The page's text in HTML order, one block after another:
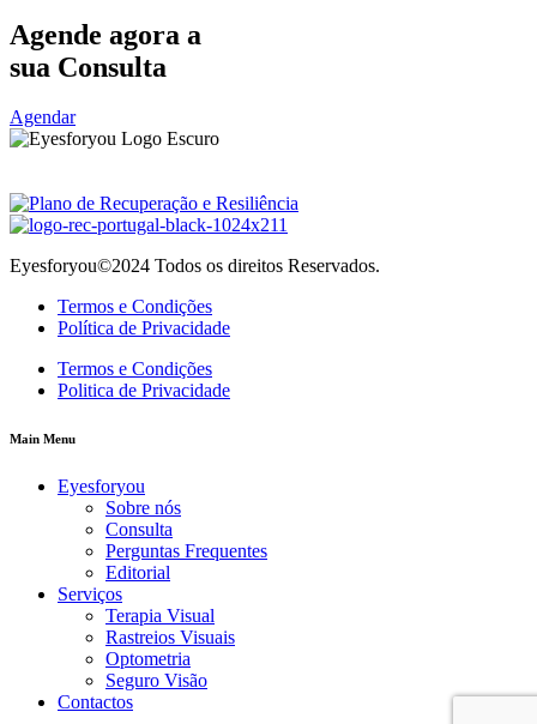
Agende agora a
sua Consulta
Agendar
Eyesforyou©2024 Todos os direitos Reservados.
Termos e Condições
Política de Privacidade
Termos e Condições
Politica de Privacidade
Main Menu
Eyesforyou
Sobre nós
Consulta
Perguntas Frequentes
Editorial
Serviços
Terapia Visual
Rastreios Visuais
Optometria
Seguro Visão
Contactos